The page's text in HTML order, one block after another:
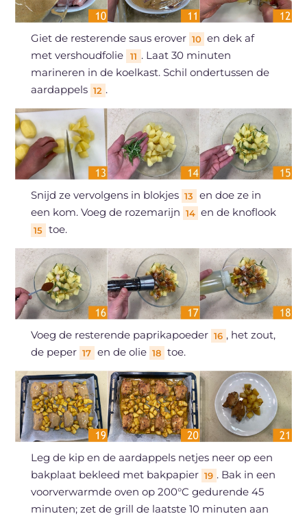
Giet de resterende saus erover 10 en dek af
met vershoudfolie
11 . Laat 30 minuten
marineren in de koelkast. Schil ondertussen de
aardappels 12 .
Snijd ze vervolgens in blokjes 13
en doe ze in
een kom. Voeg de rozemarijn 14 en de knoflook
15 toe.
Voeg de resterende paprikapoeder 16 , het zout,
de peper 17 en de olie 18 toe.
Leg de kip en de aardappels netjes neer op een
bakplaat bekleed met bakpapier 19 . Bak in een
voorverwarmde oven op 200°C gedurende 45
minuten; zet de grill de laatste 10 minuten aan